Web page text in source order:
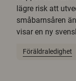
lägre risk att
småbarnsåren
visar en ny
Föräldraledighet